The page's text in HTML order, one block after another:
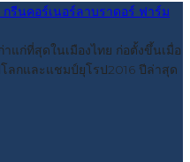
แก่ที่สุดในเมืองไทย ก่อตั้งขึ้นเมื่อ
ลกและแชมป์ยุโรป2016 ปีล่าสุด